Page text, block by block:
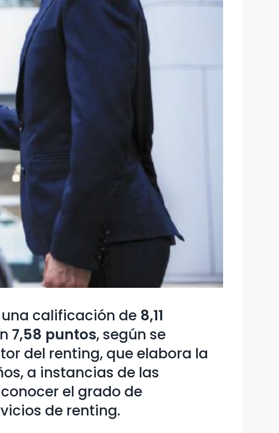
calificación de 8,11
7,58 puntos, según se
del renting, que elabora la
a instancias de las
el grado de
de renting.